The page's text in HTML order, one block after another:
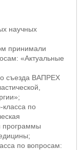
научных
принимали
«Актуальные
съезда ВАПРЕХ
класса по
программы
по вопросам: